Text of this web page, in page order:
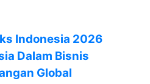
Indonesia 2026
Dalam Bisnis
Global